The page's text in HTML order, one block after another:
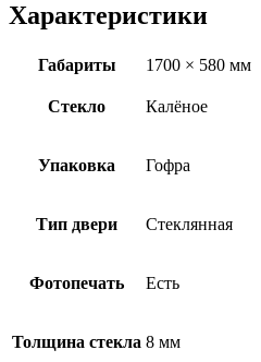
Характеристики
Габариты 1700 × 580 мм
Стекло Калёное
Упаковка Гофра
Тип двери Стеклянная
Фотопечать Есть
Толщина стекла 8 мм